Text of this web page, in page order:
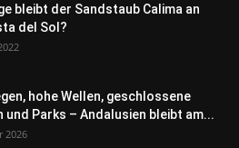
bleibt der Sandstaub Calima an
del Sol?
hohe Wellen, geschlossene
und Parks – Andalusien bleibt am...
2026